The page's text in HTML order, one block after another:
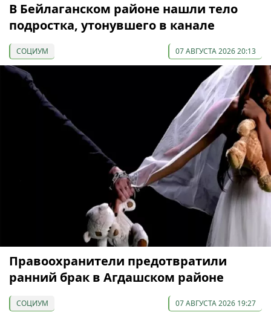
В Бейлаганском районе нашли тело
подростка, утонувшего в канале
СОЦИУМ 07 АВГУСТА 2026 20:13
Правоохранители предотвратили
ранний брак в Агдашском районе
СОЦИУМ 07 АВГУСТА 2026 19:27